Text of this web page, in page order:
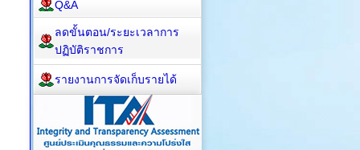
Q&A
ลดขั้นตอน/ระยะเวลาการ
ปฏิบัติราชการ
รายงานการจัดเก็บรายได้